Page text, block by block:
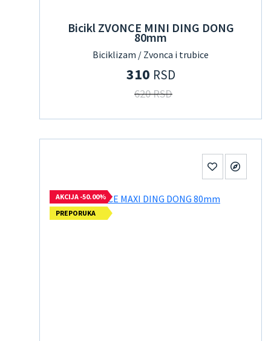
Bicikl ZVONCE MINI DING DONG
80mm
Biciklizam / Zvonca i trubice
310 RSD
620 RSD
AKCIJA -50.00%
PREPORUKA